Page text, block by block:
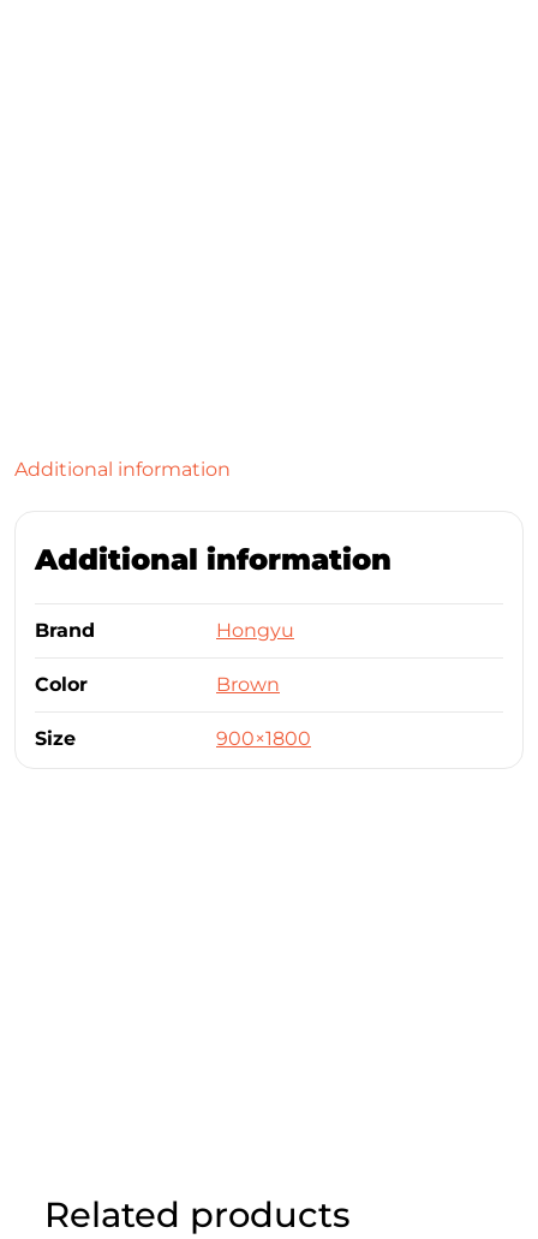
Additional information
Additional information
Brand Hongyu
Color Brown
Size 900×1800
Related products